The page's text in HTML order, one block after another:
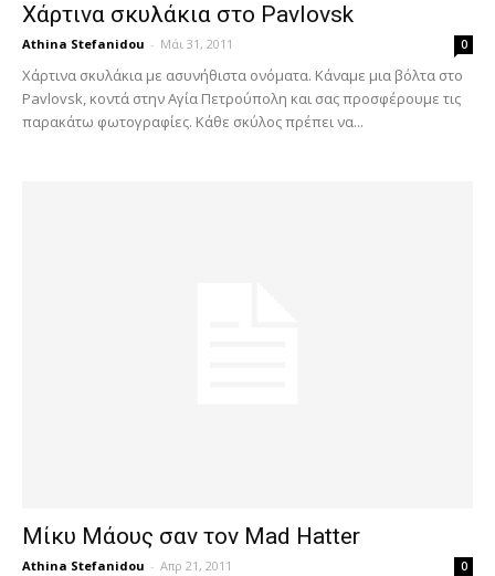
Χάρτινα σκυλάκια στο Pavlovsk
Athina Stefanidou - Μάι 31, 2011 0
Χάρτινα σκυλάκια με ασυνήθιστα ονόματα. Κάναμε μια βόλτα στο
Pavlovsk, κοντά στην Αγία Πετρούπολη και σας προσφέρουμε τις
παρακάτω φωτογραφίες. Κάθε σκύλος πρέπει να...
Μίκυ Μάους σαν τον Mad Hatter
Athina Stefanidou - Απρ 21, 2011 0